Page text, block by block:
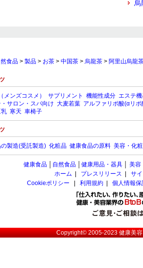
烏
食品 > 製品 > お茶 > 中国茶 > 烏龍茶 > 阿里山烏龍
メンズコスメ） サプリメント 機能性成分 エステ
サロン・スパ向け 大麦若葉 アルファリポ酸(αリポ
寒天 車椅子
製造(受託製造) 化粧品 健康食品の原料 美容・化
健康食品 自然食品 健康用品・器具 美容
ホーム
プレスリリース
サ
Cookieポリシー
利用規約 個人情報
Copyright© 2005-2023健康美